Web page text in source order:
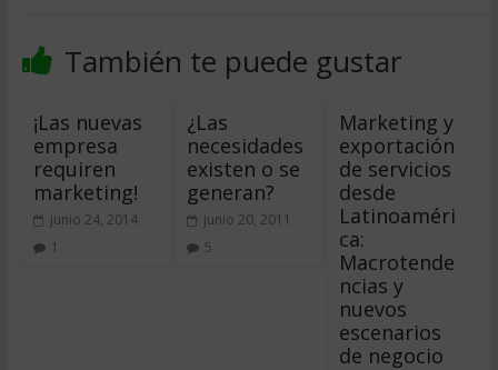
También te puede gustar
¡Las nuevas
empresa
requiren
marketing!
junio 24, 2014
1
¿Las
necesidades
existen o se
generan?
junio 20, 2011
5
Marketing y
exportación
de servicios
desde
Latinoaméri
ca:
Macrotende
ncias y
nuevos
escenarios
de negocio